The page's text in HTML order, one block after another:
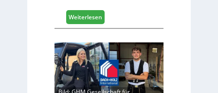
s
i
k
b
e
r
e
Weiterlesen:
E
g
e
r
S
t